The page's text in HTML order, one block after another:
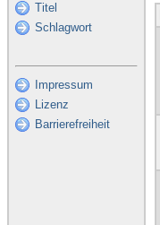
Titel
Schlagwort
Impressum
Lizenz
Barrierefreiheit